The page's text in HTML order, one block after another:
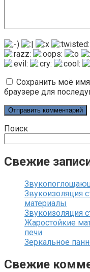
Сохранить моё
браузере для
Поиск
Свежие
Звукоизоляция
материалы
Звукоизоляция
Жаростойкие
печи
Зеркальное
Свежие